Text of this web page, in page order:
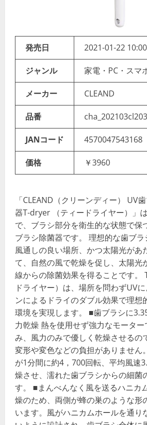
発売日 2021-01-22
ジャンル 家電・PC・ス
メーカー CLEAND
品番
JANコード 4570047543168
価格 ￥3960
「CLEAND（クリーンディー） UV
器T-dryer （ティードライヤー）」
で、ブラシ部分を衛生的な状態で保
ブラシ除菌器です。 理想的な歯ブラ
風通しの良い場所、かつ太陽光があ
て、自然の風で乾燥を促し、太陽光
線からの除菌効果を得ることです。
ドライヤー）は、場所を問わずUV
ンによるドライのダブル効果で理想
環境を実現します。 ■歯ブラシに
力乾燥 熱を使用せず強力なモーター
み、風力のみで優しく乾燥させるの
変形や変色などの負担がありません
が1分間に約4，700回転、平均風速
燥させ、濡れた歯ブラシからの細菌
す。 ■まんべんなく風を送るハニカ
燥のため、両側が蜂の巣のような形
います。風がハニカムホールを通り